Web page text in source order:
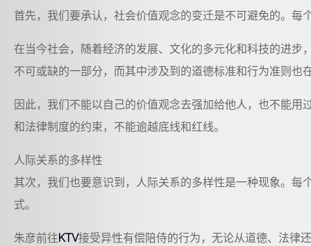
首先，我们要承认，社会价值观念的变迁是不可避免的。
在当今社会，随着经济的发展、文化的多元化和科技的进
不可或缺的一部分，而其中涉及到的道德标准和行为准则也
因此，我们不能以自己的价值观念去强加给他人，也不能
和法律制度的约束，不能逾越底线和红线。
人际关系的多样性
其次，我们也要意识到，人际关系的多样性是一种现象。
式。
朱彦前往KTV接受异性有偿陪侍的行为，无论从道德、法律